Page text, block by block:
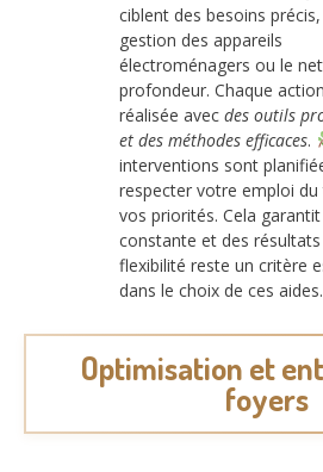
ciblent des besoins
gestion des appareils
électroménagers ou le
profondeur. Chaque
réalisée avec des outils
et des méthodes efficaces.
interventions sont
respecter votre emploi
vos priorités. Cela
constante et des résultats
flexibilité reste un critère
dans le choix de ces aides.
Optimisation et
foyers